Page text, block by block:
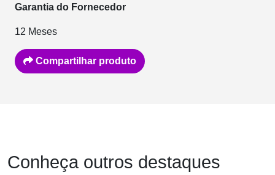
Garantia do Fornecedor
12 Meses
Compartilhar produto
Conheça outros destaques